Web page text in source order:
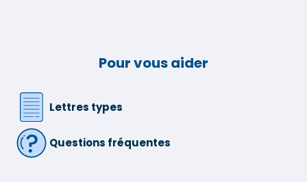
Pour vous aider
Lettres types
Questions fréquentes